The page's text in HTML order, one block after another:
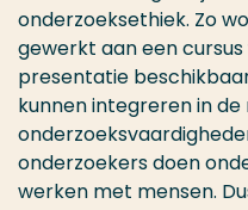
onderzoeksethiek. Zo
gewerkt aan een
presentatie
kunnen integreren in de
onderzoekers doen
werken met mensen.